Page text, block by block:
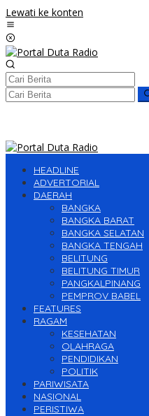
Lewati ke konten
HEADLINE
ADVERTORIAL
DAERAH
BANGKA
BANGKA BARAT
BANGKA SELATAN
BANGKA TENGAH
BELITUNG
BELITUNG TIMUR
PANGKALPINANG
PEMPROV BABEL
FEATURES
RAGAM
KESEHATAN
OLAHRAGA
PENDIDIKAN
POLITIK
PARIWISATA
NASIONAL
PERISTIWA